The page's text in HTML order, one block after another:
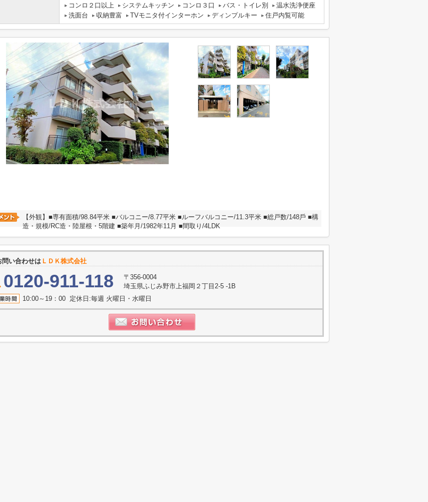
コンロ２口以上
システムキッチン コンロ３口 バス・トイレ別
温水洗浄便座
洗面台
収納豊富 TVモニタ付インターホン ディンプルキー 住戸内覧可能
【外観】■専有⾯積/98.84平米 ■バルコニー/8.77平米 ■ルーフバルコニー/11.3平米 ■総戸数/148⼾ ■構
造・規模/RC造・陸屋根・5階建 ■築年⽉/1982年11⽉ ■間取り/4LDK
問い合わせは ＬＤＫ株式会社
0120-911-118
〒356-0004
埼玉県ふじみ野市上福岡２丁目2-5 -1B
10:00～19：00 定休日:毎週 火曜日・水曜日